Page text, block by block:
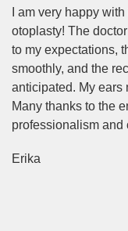
I am very happy
otoplasty! The
to my expectations,
smoothly, and the
anticipated. My ears
Many thanks to the
professionalism and
Erika